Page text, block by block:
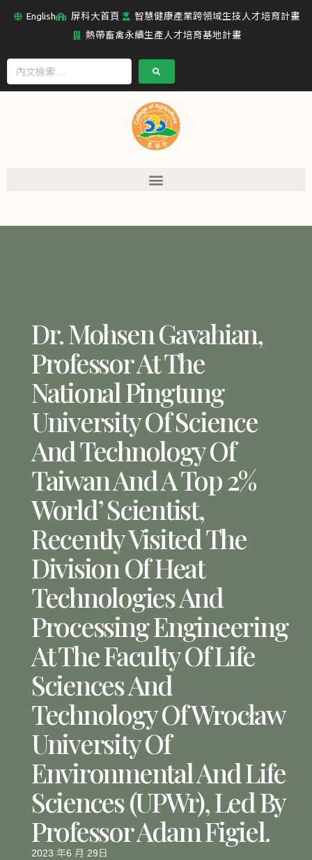
English 屏科大首頁
智慧健康產業跨領域生技人才培育計畫
熱帶畜禽永續生產人才培育基地計畫
Dr. Mohsen Gavahian,
Professor At The
National Pingtung
University Of Science
And Technology Of
Taiwan And A Top 2%
World’ Scientist,
Recently Visited The
Division Of Heat
Technologies And
Processing Engineering
At The Faculty Of Life
Sciences And
Technology Of Wrocław
University Of
Environmental And Life
Sciences (UPWr), Led By
Professor Adam Figiel.
2023 年6 月 29日